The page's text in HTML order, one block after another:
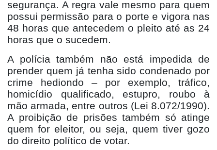
segurança. A regra vale mesmo para quem
possui permissão para o porte e vigora nas
48 horas que antecedem o pleito até as 24
horas que o sucedem.
A polícia também não está impedida de
prender quem já tenha sido condenado por
crime hediondo – por exemplo, tráfico,
homicídio qualificado, estupro, roubo à
mão armada, entre outros (Lei 8.072/1990).
A proibição de prisões também só atinge
quem for eleitor, ou seja, quem tiver gozo
do direito político de votar.